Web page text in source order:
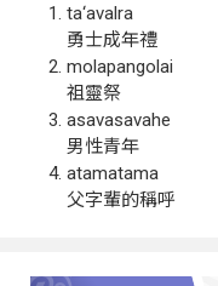
ta‘avalra
勇士成年禮
molapangolai
祖靈祭
asavasavahe
男性青年
atamatama
父字輩的稱呼